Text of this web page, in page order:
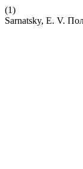
(1)
Sarnatsky, E. V.